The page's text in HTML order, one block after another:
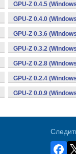
GPU-Z 0.4.5
GPU-Z 0.4.0
GPU-Z 0.3.6
GPU-Z 0.3.2
GPU-Z 0.2.8
GPU-Z 0.2.4
GPU-Z 0.0.9